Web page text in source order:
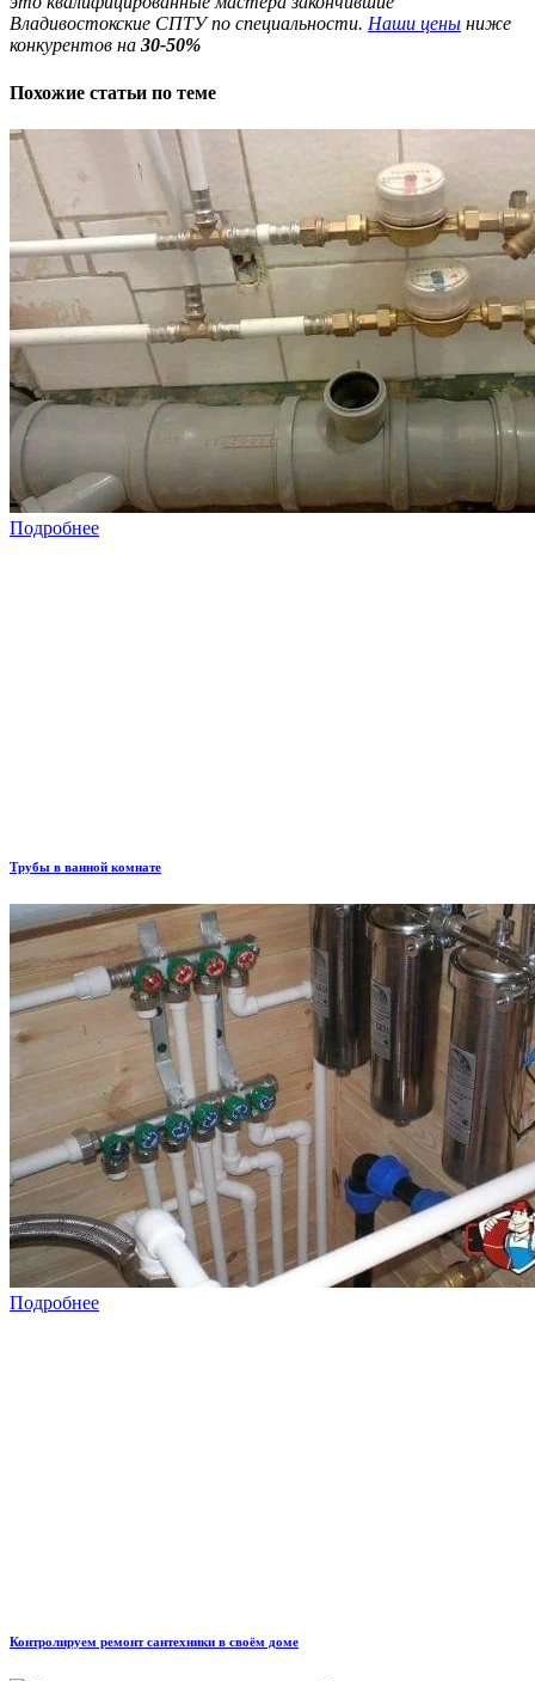
Владивостокские СПТУ по специальности. Наши цены ниже
конкурентов на 30-50%
Похожие статьи по теме
Подробнее
Трубы в ванной комнате
Подробнее
Контролируем ремонт сантехники в своём доме